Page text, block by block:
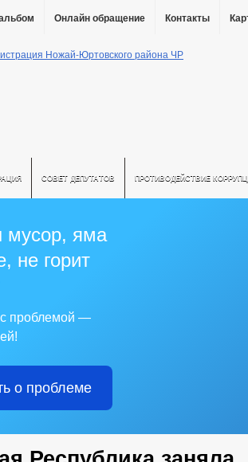
Онлайн обращение Контакты
СОВЕТ ДЕПУТАТОВ ПРОТИВОДЕЙСТВИЕ
мусор, яма
не горит
с проблемой —
о проблеме